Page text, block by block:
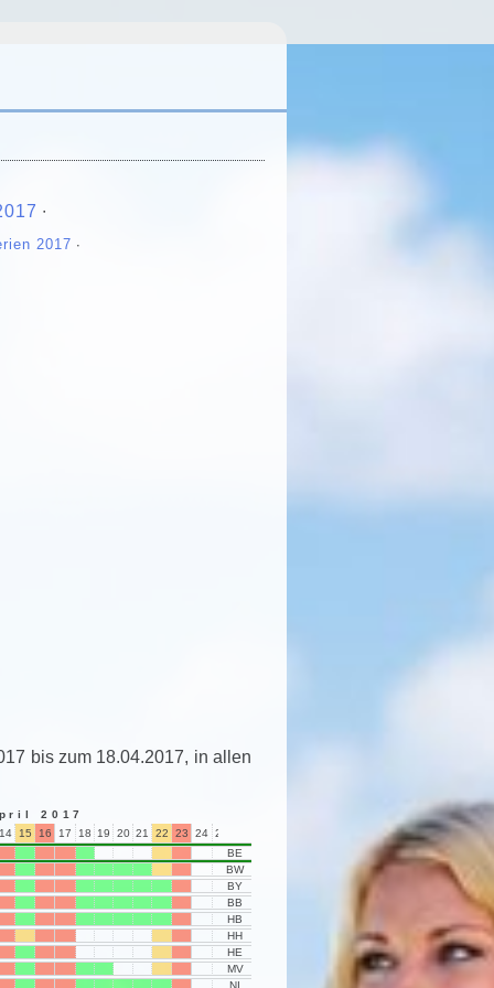
∙
2017 ∙
bis zum 18.04.2017, in allen
2017
14 15 16 17 18 19 20 21 22 23 24 25 04 05 06 08
BE
BW
BY
BB
HB
HH
HE
MV
NI